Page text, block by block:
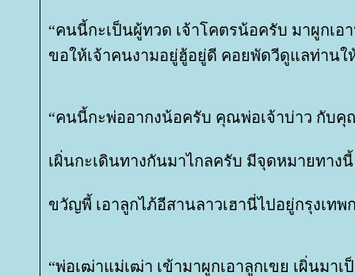
“คนนี้กะเป็นผู้ทวด เจ้าโคตรน้อครับ มาผูกเอ
ขอให้เจ้าคนงามอยู่ฮู้อยู่ดี คอยพัดวีดูแลท่านใ
“คนนี้กะพ่ออากงน้อครับ คุณพ่อเจ้าบ่าว กับคุ
เผิ่นกะเดินทางกันมาไกลครับ มีจุดหมายทาง
ขวัญพี้ เอาลูกไภ้อีสานลาวเฮานี่ไปอยู่กรุงเทพ
“พ่อเฒ่าแม่เฒ่า เข้ามาผูกเอาลูกเขย เผิ่นมาเ